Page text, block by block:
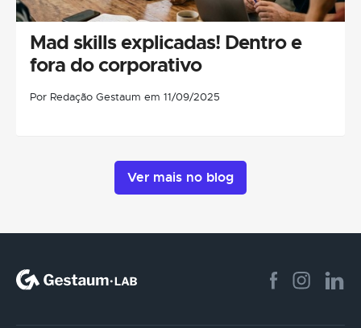
Mad skills explicadas! Dentro e
fora do corporativo
Por Redação Gestaum em 11/09/2025
Ver mais no blog